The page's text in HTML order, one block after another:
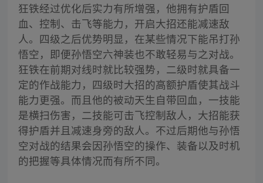
狂铁经过优化后实力有所增强，他拥有护盾回
血、控制、击飞等能力，开启大招还能减速敌
人。四级之后优势明显，在某些情况下能吊打孙
悟空，即便孙悟空六神装也不敢轻易与之对战。
狂铁在前期对线时就比较强势，二级时就具备一
定的作战能力，四级时大招的高额护盾使其战斗
能力更强。而且他的被动天生自带回血，一技能
是横扫伤害，二技能可击飞控制敌人，大招能获
得护盾并且减速身旁的敌人。不过后期他与孙悟
空对战的结果会因孙悟空的操作、装备以及时机
的把握等具体情况而有所不同。